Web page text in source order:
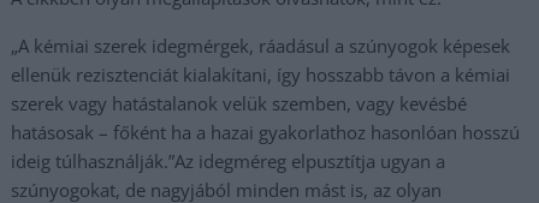
„A kémiai szerek idegmérgek, ráadásul a szúnyogok képesek
ellenük rezisztenciát kialakítani, így hosszabb távon a kémiai
szerek vagy hatástalanok velük szemben, vagy kevésbé
hatásosak – főként ha a hazai gyakorlathoz hasonlóan hosszú
ideig túlhasználják.”Az idegméreg elpusztítja ugyan a
szúnyogokat, de nagyjából minden mást is, az olyan